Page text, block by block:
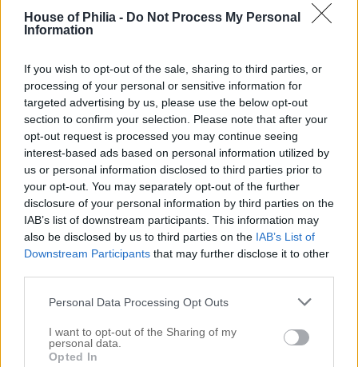
House of Philia - Do Not Process My Personal
Information
If you wish to opt-out of the sale, sharing to third parties, or
processing of your personal or sensitive information for
targeted advertising by us, please use the below opt-out
section to confirm your selection. Please note that after your
opt-out request is processed you may continue seeing
interest-based ads based on personal information utilized by
us or personal information disclosed to third parties prior to
your opt-out. You may separately opt-out of the further
disclosure of your personal information by third parties on the
IAB’s list of downstream participants. This information may
also be disclosed by us to third parties on the IAB’s List of
Downstream Participants that may further disclose it to other
Personal Data Processing Opt Outs
I want to opt-out of the Sharing of my
personal data.
Opted In
Juliga doftljus måsta man ha och mitt allra allra bästa är
granaktigt av cypress men det verkar ha utgått? Hittar ej!
Vill inte ha ljus som doftar för sött av jul (typ dofterna
vanilj, kanel och kola) utan mer så där djupt, mysigt och ja
fräscht. Detta från Durance (Från Midtown) är helt okej och
doftar också gott av träd. Har ni något tips på doftljus
som doftar lite lyxigt och som jag beskrev så tipsa
gärna!!:)
.
.
Nu ska jag klättra upp på en stege och försöka få upp en
fin mistel här som jag fått i present! (och ja alla här hemma